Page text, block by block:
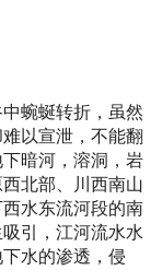
蜿蜒转折，虽然
以宣泄，不能翻
暗河，溶洞，岩
北部、川西南山
水东流河段的南
引，江河流水水
水的渗透，侵